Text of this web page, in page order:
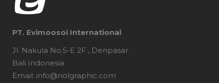
PT. Evimoosoi International
Jl. Nakula No.5-E 2F , Denpasar
Bali Indonesia
Email: info@nolgraphic.com